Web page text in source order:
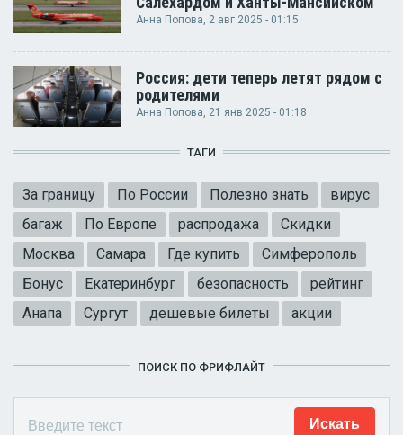
Анна Попова , 2 авг 2025 - 01:15
Россия: дети теперь летят рядом с
родителями
Анна Попова, 21 янв 2025 - 01:18
ТАГИ
За границу По России Полезно знать
вирус
багаж
По Европе распродажа
Скидки
Москва
Самара Где купить
Симферополь
Бонус
Екатеринбург безопасность
рейтинг
Анапа
Сургут дешевые билеты акции
ПОИСК ПО ФРИФЛАЙТ